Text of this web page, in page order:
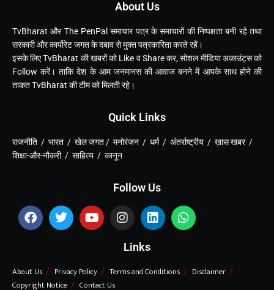
About Us
TvBharat और The PenPal समाचार पत्र के समाचारों की निष्पक्षता बनी रहे तथा
सरकारी और कार्पोरेट जगत के दबाव से मुक्त पत्रकारिता करते रहें।
इसके लिए TvBharat की खबरों को Like व Share कर, सोशल मीडिया अकाउंट्स को
Follow करें। ताकि देश के आम जनमानस की आवाज बनने में आपके साथ होने की
ताकत TvBharat की टीम को मिलती रहे।
Quick Links
राजनीति / भारत / खेल जगत / मनोरंजन / धर्म / अंतर्राष्ट्रीय / ख़ास खबर /
शिक्षा-और-नौकरी / साहित्य / कानून
Follow Us
Links
About Us Privacy Policy Terms and Conditions
Disclaimer
Copyright Notice
Contact Us